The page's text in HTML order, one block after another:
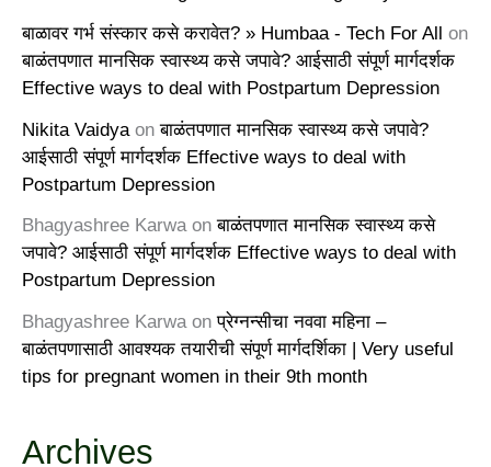
बाळावर गर्भ संस्कार कसे करावेत? » Humbaa - Tech For All on
बाळंतपणात मानसिक स्वास्थ्य कसे जपावे? आईसाठी संपूर्ण मार्गदर्शक
Effective ways to deal with Postpartum Depression
Nikita Vaidya onबाळंतपणात मानसिक स्वास्थ्य कसे जपावे?
आईसाठी संपूर्ण मार्गदर्शक Effective ways to deal with
Postpartum Depression
Bhagyashree Karwaonबाळंतपणात मानसिक स्वास्थ्य कसे
जपावे? आईसाठी संपूर्ण मार्गदर्शक Effective ways to deal with
Postpartum Depression
Bhagyashree Karwaonप्रेग्नन्सीचा नववा महिना –
बाळंतपणासाठी आवश्यक तयारीची संपूर्ण मार्गदर्शिका | Very useful
tips for pregnant women in their 9th month
Archives